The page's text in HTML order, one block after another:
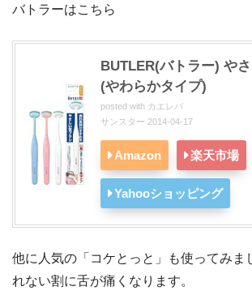
バトラーはこちら
BUTLER(バトラー) や
(やわらかタイプ)
posted with カエレバ
サンスター 2014-04-17
Amazon 楽天市場
Yahooショッピング
他に人気の「コケとっと」も使ってみま
れない割に舌が痛くなります。